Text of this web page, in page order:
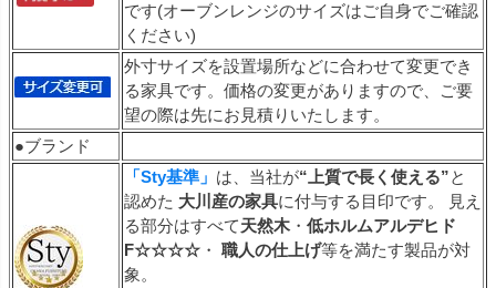
です(オーブンレンジのサイズはご自身でご確認
ください)
外寸サイズを設置場所などに合わせて変更でき
る家具です。価格の変更がありますので、ご要
望の際は先にお見積りいたします。
●ブランド
「Sty基準」 は、当社が“上質で長く使える”と
認めた 大川産の家具に付与する目印です。 見え
る部分はすべて天然木 ・ 低ホルムアルデヒド
F☆☆☆☆ ・ 職人の仕上げ等を満たす製品が対
象。